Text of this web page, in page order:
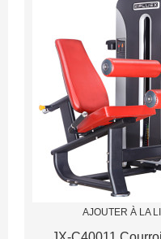
AJOUTER À LA